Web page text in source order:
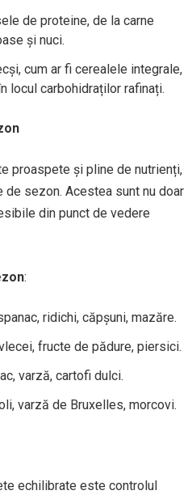
de proteine, de la carne
și nuci.
cum ar fi cerealele integrale,
locul carbohidraților rafinați.
proaspete și pline de nutrienți,
sezon. Acestea sunt nu doar
din punct de vedere
:
ridichi, căpșuni, mazăre.
fructe de pădure, piersici.
varză, cartofi dulci.
varză de Bruxelles, morcovi.
echilibrate este controlul